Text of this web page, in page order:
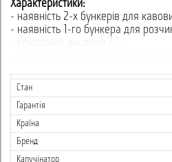
Характеристики:
- наявність 2-х бункерів для
- наявність 1-го бункера для
- автоматичний капучинатор
- підключення до водопровідної
- окремо резервуара;
- напруга живлення: 220-240 В /
- потужність / напруга: 3000 Вт;
- колір чорний;
- бойлер еспресо: 800 сс - 2900 Вт;
Стан
Гарантія
Країна
Бренд
Капучінатор